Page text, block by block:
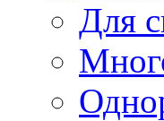
Для